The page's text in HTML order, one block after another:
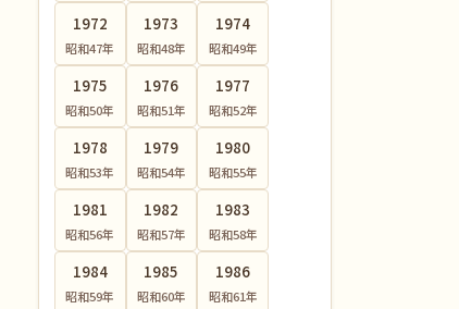
1972
昭和47年
1973
昭和48年
1974
昭和49年
1975
昭和50年
1976
昭和51年
1977
昭和52年
1978
昭和53年
1979
昭和54年
1980
昭和55年
1981
昭和56年
1982
昭和57年
1983
昭和58年
1984
昭和59年
1985
昭和60年
1986
昭和61年